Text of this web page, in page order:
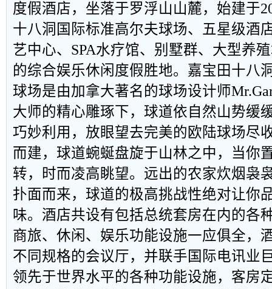
度假酒店，坐落于罗浮山山麓，始建于
十八洞国际标准高尔夫球场、五星级酒
艺中心、SPA水疗馆、别墅群、大型养
的综合娱乐休闲度假胜地。嘉宝田十八
球场是由加拿大著名的球场设计师
大师的精心雕琢下，球道依自然山势缓
巧妙利用，放眼望去完美的欧陆球场尽
而建，球道蜿蜒盘旋于山林之中，当你
转，时而凌高眺望。远出的农家炊烟袅
扑面而来，球道的极高挑战性绝对让你
味。酒店共设有包括总统套房在内的各
商旅、休闲、娱乐功能设施一应俱全，
不同规格的会议厅，并联手国际电讯业
领先于世界水平的各种功能设施，客房